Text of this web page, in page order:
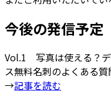
今後の発信予定
Vol.1 写真は使える？
ス無料名刺のよくある質
→記事を読む